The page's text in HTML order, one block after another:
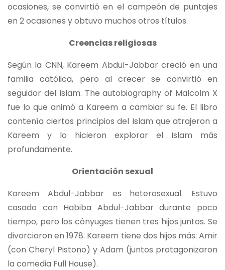
ocasiones, se convirtió en el campeón de puntajes
en 2 ocasiones y obtuvo muchos otros títulos.
Creencias religiosas
Según la CNN, Kareem Abdul-Jabbar creció en una
familia católica, pero al crecer se convirtió en
seguidor del Islam. The autobiography of Malcolm X
fue lo que animó a Kareem a cambiar su fe. El libro
contenía ciertos principios del Islam que atrajeron a
Kareem y lo hicieron explorar el Islam más
profundamente.
Orientación sexual
Kareem Abdul-Jabbar es heterosexual. Estuvo
casado con Habiba Abdul-Jabbar durante poco
tiempo, pero los cónyuges tienen tres hijos juntos. Se
divorciaron en 1978. Kareem tiene dos hijos más: Amir
(con Cheryl Pistono) y Adam (juntos protagonizaron
la comedia Full House).